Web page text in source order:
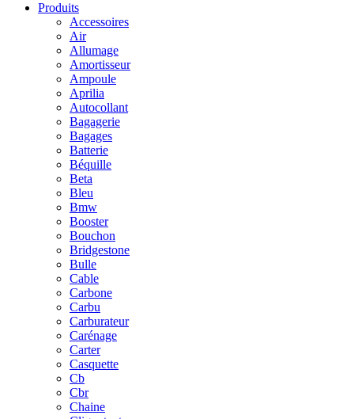
Produits
Accessoires
Air
Allumage
Amortisseur
Ampoule
Aprilia
Autocollant
Bagagerie
Bagages
Batterie
Béquille
Beta
Bleu
Bmw
Booster
Bouchon
Bridgestone
Bulle
Cable
Carbone
Carbu
Carburateur
Carénage
Carter
Casquette
Cb
Cbr
Chaine